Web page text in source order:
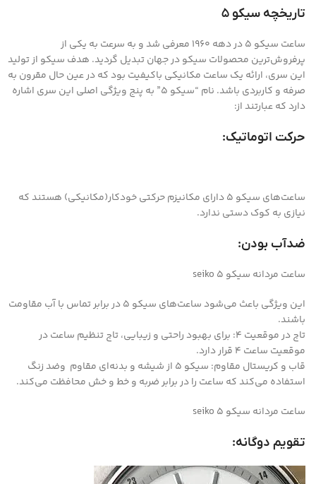
تاریخچه سیکو ۵
ساعت سیکو ۵ در دهه ۱۹۶۰ معرفی شد و به سرعت به یکی از
پرفروش‌ترین محصولات سیکو در جهان تبدیل گردید. هدف سیکو از تولید
این سری، ارائه یک ساعت مکانیکی باکیفیت بود که در عین حال مقرون به
صرفه و کاربردی باشد. نام “سیکو ۵” به پنج ویژگی اصلی این سری اشاره
دارد که عبارتند از:
حرکت اتوماتیک:
ساعت‌های سیکو ۵ دارای مکانیزم حرکتی خودکار(مکانیکی) هستند که
نیازی به کوک دستی ندارد.
ضدآب بودن:
ساعت مردانه سیکو 5 seiko
این ویژگی باعث می‌شود ساعت‌های سیکو ۵ در برابر تماس با آب مقاومت
باشند.
تاج در موقعیت ۴: برای بهبود راحتی و زیبایی، تاج تنظیم ساعت در
موقعیت ساعت ۴ قرار دارد.
قاب و کریستال مقاوم: سیکو ۵ از شیشه و بدنه‌ای مقاوم وضد زنگ
استفاده می‌کند که ساعت را در برابر ضربه و خط و خش محافظت می‌کند.
ساعت مردانه سیکو 5 seiko
تقویم دوگانه: